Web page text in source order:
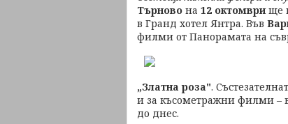
Търново на 12 октомврище
в Гранд хотел Янтра. Във
филми от Панорамата на
„Златна роза".
и за късометражни филми –
до днес.